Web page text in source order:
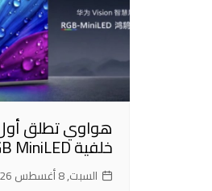
هواوي تطلق أول
خلفية RGB MiniLED
السبت, 8 أغسطس 2026, 12:53